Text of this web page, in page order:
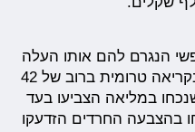
הנגרם להם אותו העלה
חבר הכנסת ניצן הורוביץ אושר בקריאה טרומית ברוב של 42
שנכחו במליאה הצביעו בעד
בהצבעה החרדים הזדעקו